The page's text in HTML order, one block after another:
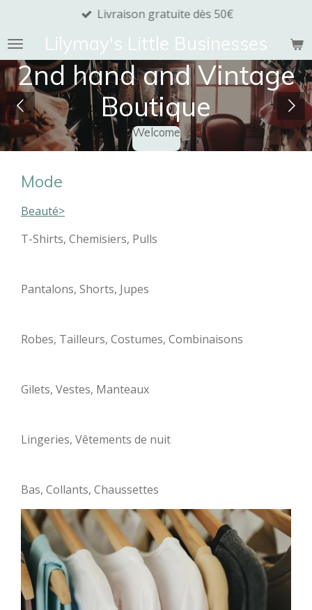
contenu
principal
Lilymay's Little Businesses
Livraison gratuite dès 50€
2nd hand and Vintage
Boutique
Welcome
Mode
Beauté>
T-Shirts, Chemisiers, Pulls
Pantalons, Shorts, Jupes
Robes, Tailleurs, Costumes, Combinaisons
Gilets, Vestes, Manteaux
Lingeries, Vêtements de nuit
Bas, Collants, Chaussettes